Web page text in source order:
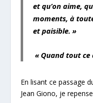
et qu’on aime,
moments, à
et paisible. »
« Quand tout ce
En lisant ce passage
Jean Giono, je